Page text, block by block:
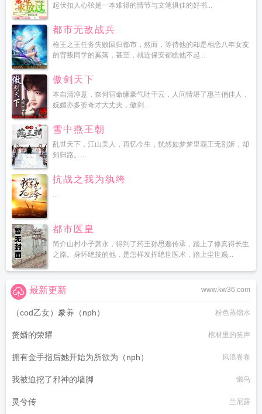
起伏扣人心弦是一本难得的情节与文笔俱佳的好书...
都市无敌战兵
枪王之王任务失败回归都市，然而，等待他的却是相恋八年女友
的背叛同学的奚落，甚至，就连保安都瞧他不起...
傲剑天下
本自清净意，奈何宿命缘豪气吐千云，人间情堪了惠兰俏佳人，
妩媚亦多姿奇才大丈夫，傲剑...
雪中燕王朝
乱世天下，江山美人，再忆今生，恍然如梦梦里霸王无别姬，却
知归路。...
抗战之我为纨绔
...
都市医皇
简介山村小子萧永，得到了药王孙思邈传承，踏上了修真得长生
之路。身怀绝技的他，是怎样发挥绝世医术，踏上尘世巅...
www.kw36.com
最新更新
（cod乙女）豢养（nph） 粉色蒸馏水
赘婿的荣耀 棺材里的笑声
拥有金手指后她开始为所欲为（nph） 风浪卷卷
我被迫挖了邪神的墙脚 懒鸟
灵兮传 兰尼露